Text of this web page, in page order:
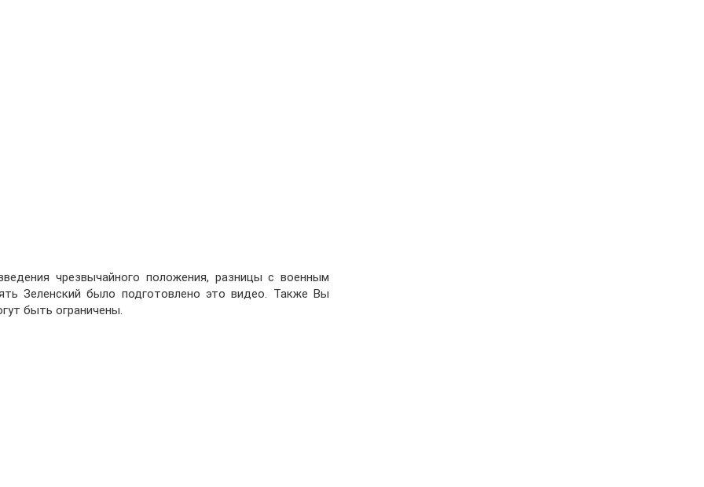
чрезвычайного положения, разницы с военным
Зеленский было подготовлено это видео. Также Вы
быть ограничены.